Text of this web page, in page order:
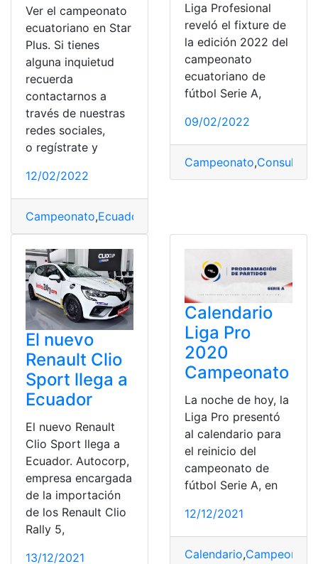
Ver el campeonato
ecuatoriano en Star
Plus. Si tienes
alguna inquietud
recuerda
contactarnos a
través de nuestras
redes sociales,
o regístrate y
12/02/2022
Campeonato,Ecuador
Liga Profesional
reveló el fixture de
la edición 2022 del
campeonato
ecuatoriano de
fútbol Serie A,
09/02/2022
Campeonato,Consultas
El nuevo
Renault Clio
Sport llega a
Ecuador
El nuevo Renault
Clio Sport llega a
Ecuador. Autocorp,
empresa encargada
de la importación
de los Renault Clio
Rally 5,
13/12/2021
Calendario
Liga Pro
2020
Campeonato
La noche de hoy, la
Liga Pro presentó
al calendario para
el reinicio del
campeonato de
fútbol Serie A, en
12/12/2021
Calendario,Campeonato